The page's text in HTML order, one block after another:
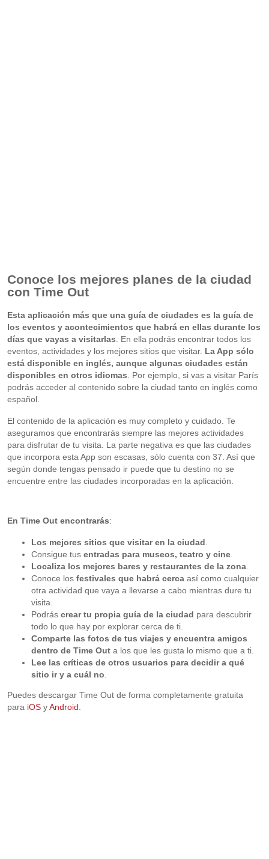
Conoce los mejores planes de la ciudad
con Time Out
Esta aplicación más que una guía de ciudades es la guía de
los eventos y acontecimientos que habrá en ellas durante los
días que vayas a visitarlas . En ella podrás encontrar todos los
eventos, actividades y los mejores sitios que visitar. La App sólo
está disponible en inglés, aunque algunas ciudades están
disponibles en otros idiomas . Por ejemplo, si vas a visitar París
podrás acceder al contenido sobre la ciudad tanto en inglés como
español.
El contenido de la aplicación es muy completo y cuidado. Te
aseguramos que encontrarás siempre las mejores actividades
para disfrutar de tu visita. La parte negativa es que las ciudades
que incorpora esta App son escasas, sólo cuenta con 37. Así que
según donde tengas pensado ir puede que tu destino no se
encuentre entre las ciudades incorporadas en la aplicación.
En Time Out encontrarás:
Los mejores sitios que visitar en la ciudad
Consigue tus entradas para museos, teatro y cine.
Localiza los mejores bares y restaurantes de la zona.
Conoce los festivales que habrá cercaasí como cualquier
otra actividad que vaya a llevarse a cabo mientras dure tu
visita.
Podrás crear tu propia guía de la ciudad para descubrir
todo lo que hay por explorar cerca de ti.
Comparte las fotos de tus viajes y encuentra amigos
dentro de Time Outa los que les gusta lo mismo que a ti.
Lee las críticas de otros usuarios para decidir a qué
sitio ir y a cuál no
Puedes descargar Time Out de forma completamente gratuita
para iOSyAndroid